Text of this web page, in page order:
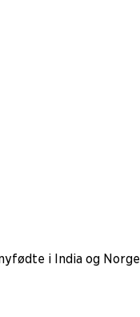
i India og Norge